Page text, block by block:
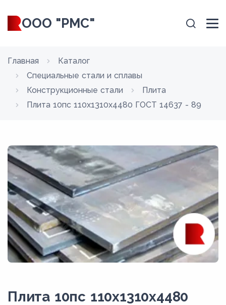
ООО "РМС"
Главная
Каталог
Специальные стали и сплавы
Конструкционные стали
Плита
Плита 10пс 110x1310x4480 ГОСТ 14637 - 89
Плита 10пс 110x1310x4480